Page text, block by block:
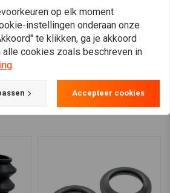
Zwart
€107,21
op elk moment
instellingen onderaan onze
te klikken, ga je akkoord
alle cookies zoals beschreven in
.
Accepteer cookies